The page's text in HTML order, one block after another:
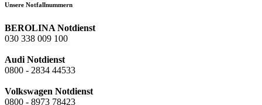
Unsere Notfallnummern
BEROLINA Notdienst
030 338 009 100
Audi Notdienst
0800 - 2834 44533
Volkswagen Notdienst
0800 - 8973 78423